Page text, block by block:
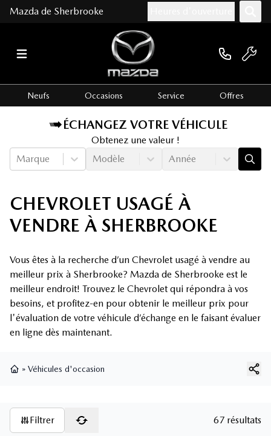
Mazda de Sherbrooke
Neufs Occasions Service Offres
ÉCHANGEZ VOTRE VÉHICULE
Obtenez une valeur !
Marque
Modèle Année
CHEVROLET USAGÉ À
VENDRE À SHERBROOKE
Vous êtes à la recherche d’un Chevrolet usagé à vendre au
meilleur prix à Sherbrooke? Mazda de Sherbrooke est le
meilleur endroit! Trouvez le Chevrolet qui répondra à vos
besoins, et profitez-en pour obtenir le meilleur prix pour
l'évaluation de votre véhicule d’échange en le faisant évaluer
en ligne dès maintenant.
» Véhicules d'occasion
Filtrer 67 résultats